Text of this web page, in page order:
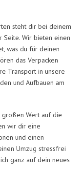
steht dir bei deinem
Seite. Wir bieten einen
was du für deinen
das Verpacken
Transport in unsere
und Aufbauen am
großen Wert auf die
wir dir eine
und einen
Umzug stressfrei
ganz auf dein neues